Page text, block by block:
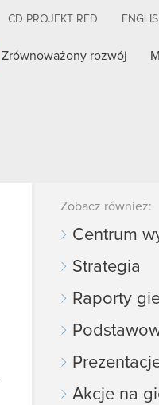
CD PROJEKT RED
Zrównoważony rozwój
Zobacz również:
Centrum
Strategia
Raporty
Akcje na